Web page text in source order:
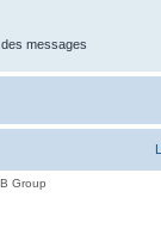
messages
Group